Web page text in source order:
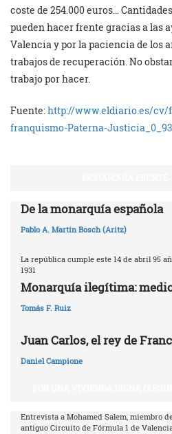
coste de 254.000 euros…
pueden hacer frente gracias a las
Valencia y por la paciencia de los
trabajos de recuperación. No
trabajo por hacer.
Fuente:http://www.eldiario.es/
franquismo-Paterna-
De la monarquía española
Pablo A. Martin Bosch (Aritz)
La república cumple este 14 de abril 95
1931
Monarquía ilegítima:
Tomás F. Ruiz
Juan Carlos, el rey de
Daniel Campione
Entrevista a Mohamed Salem, miembro
antiguo Circuito de Fórmula 1 de